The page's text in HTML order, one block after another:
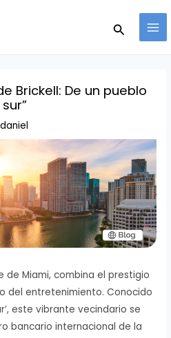
Search
Brickell: De un pueblo
daniel
de Miami, combina el prestigio
del entretenimiento. Conocido
este vibrante vecindario se
bancario internacional de la